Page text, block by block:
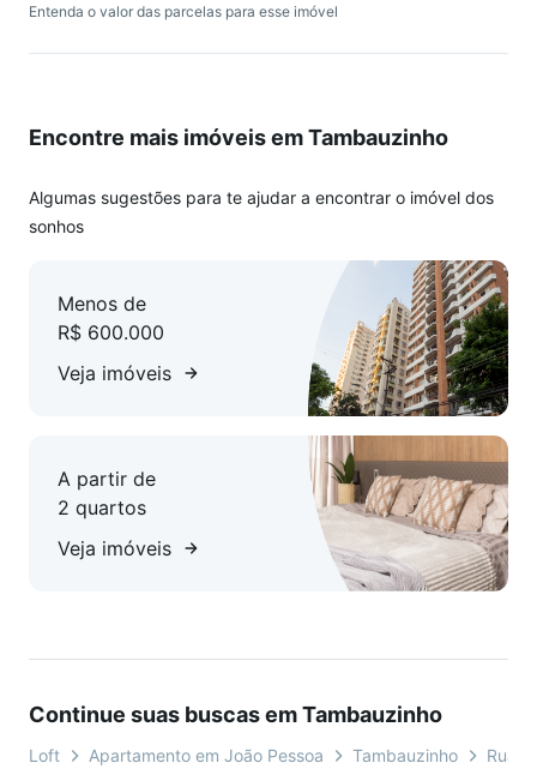
Entenda o valor das parcelas para esse imóvel
Encontre mais imóveis em Tambauzinho
Algumas sugestões para te ajudar a encontrar o imóvel dos
sonhos
Menos de
R$ 600.000
Veja imóveis
A partir de
2 quartos
Veja imóveis
Continue suas buscas em Tambauzinho
Loft Apartamento em João Pessoa Tambauzinho Rua